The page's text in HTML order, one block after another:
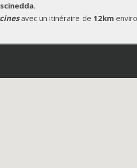
.
avec un itinéraire de 12km